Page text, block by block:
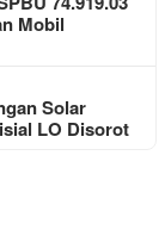
Mobil
Solar
LO Disorot